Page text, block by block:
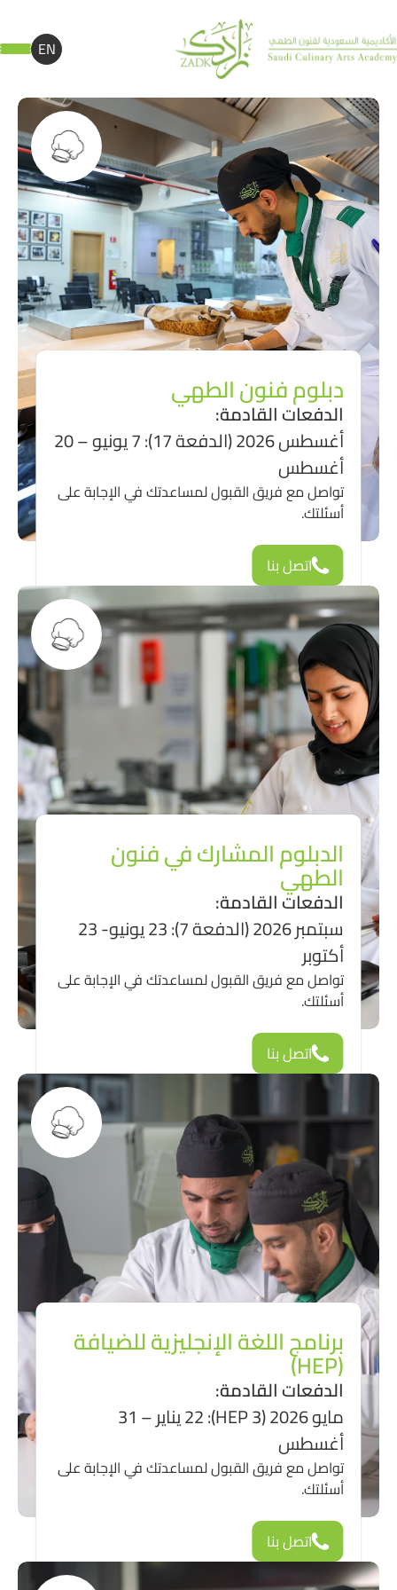
EN
دبلوم فنون الطهي
الدفعات القادمة:
أغسطس 2026 (الدفعة 17): 7 يونيو – 20
أغسطس
تواصل مع فريق القبول لمساعدتك في الإجابة على
أسئلتك.
اتصل بنا
الدبلوم المشارك في فنون
الطهي
الدفعات القادمة:
سبتمبر 2026 (الدفعة 7): 23 يونيو- 23
أكتوبر
تواصل مع فريق القبول لمساعدتك في الإجابة على
أسئلتك.
اتصل بنا
برنامج اللغة الإنجليزية للضيافة
(HEP)
الدفعات القادمة:
مايو 2026 (HEP 3): 22 يناير – 31
أغسطس
تواصل مع فريق القبول لمساعدتك في الإجابة على
أسئلتك.
اتصل بنا